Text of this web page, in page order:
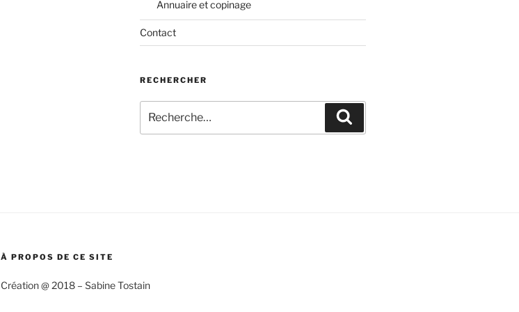
Annuaire et copinage
Contact
RECHERCHER
pour
:
À PROPOS DE CE SITE
Création @ 2018 – Sabine Tostain